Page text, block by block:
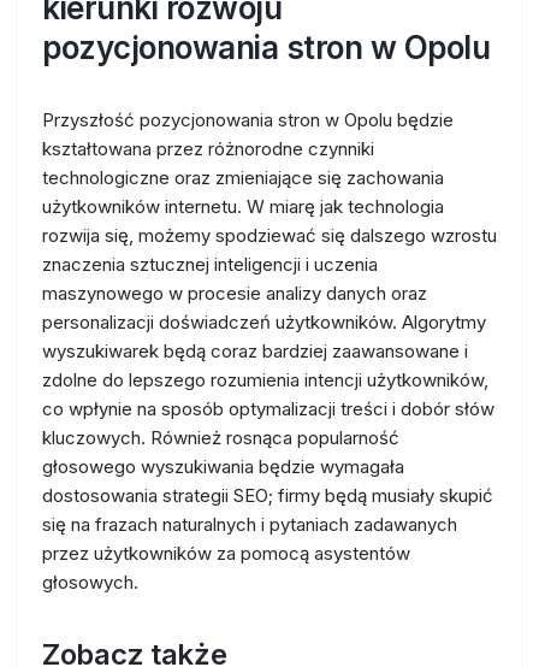
kierunki rozwoju
pozycjonowania stron w Opolu
Przyszłość pozycjonowania stron w Opolu będzie
kształtowana przez różnorodne czynniki
technologiczne oraz zmieniające się zachowania
użytkowników internetu. W miarę jak technologia
rozwija się, możemy spodziewać się dalszego wzrostu
znaczenia sztucznej inteligencji i uczenia
maszynowego w procesie analizy danych oraz
personalizacji doświadczeń użytkowników. Algorytmy
wyszukiwarek będą coraz bardziej zaawansowane i
zdolne do lepszego rozumienia intencji użytkowników,
co wpłynie na sposób optymalizacji treści i dobór słów
kluczowych. Również rosnąca popularność
głosowego wyszukiwania będzie wymagała
dostosowania strategii SEO; firmy będą musiały skupić
się na frazach naturalnych i pytaniach zadawanych
przez użytkowników za pomocą asystentów
głosowych.
Zobacz także